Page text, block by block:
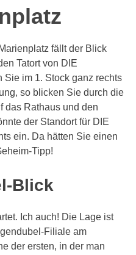
fällt der Blick
Tatort von DIE
Sie im 1. Stock ganz rechts
so blicken Sie durch die
das Rathaus und den
der Standort für DIE
ein. Da hätten Sie einen
Tipp!
Blick
Ich auch! Die Lage ist
Filiale am
der ersten, in der man